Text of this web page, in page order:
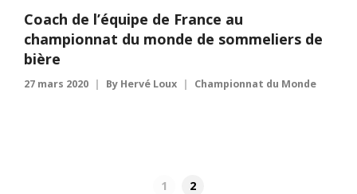
Coach de l’équipe de France au
championnat du monde de sommeliers de
bière
27 mars 2020 By Hervé Loux Championnat du Monde
1 2